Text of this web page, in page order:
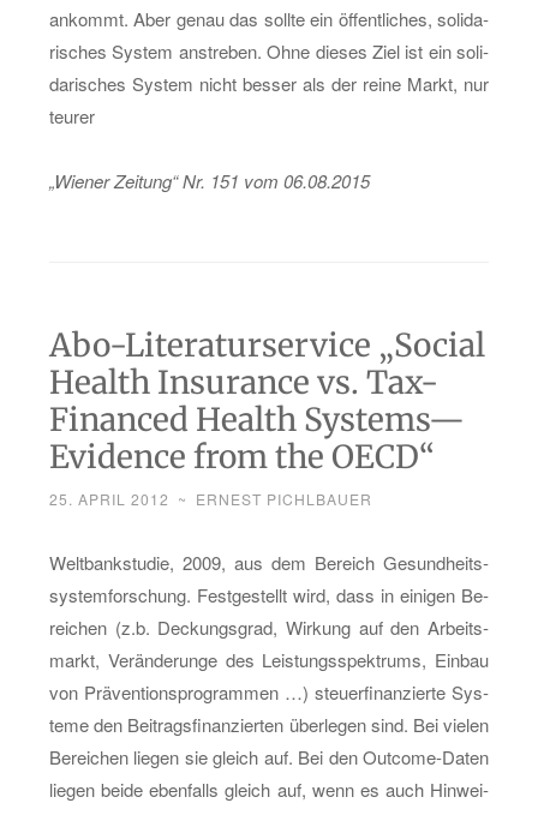
an­kommt. Aber genau das soll­te ein öf­fent­li­ches, so­li­da­
ri­sches Sys­tem an­stre­ben. Ohne die­ses Ziel ist ein so­li­
da­ri­sches Sys­tem nicht bes­ser als der reine Markt, nur
teu­rer
„Wie­ner Zei­tung“ Nr. 151 vom 06.08.2015
Abo-Literaturservice „Social
Health Insurance vs. Tax-
Financed Health Systems—
Evidence from the OECD“
25. APRIL 2012 ~ ERNEST PICHLBAUER
Welt­bank­stu­die, 2009, aus dem Be­reich Ge­sund­heits­
sys­tem­for­schung. Fest­ge­stellt wird, dass in ei­ni­gen Be­
rei­chen (z.b. De­ckungs­grad, Wir­kung auf den Ar­beits­
markt, Ver­än­de­run­ge des Leis­tungs­spek­trums, Ein­bau
von Prä­ven­ti­ons­pro­gram­men …) steu­er­fi­nan­zier­te Sys­
te­me den Bei­trags­fi­nan­zier­ten über­le­gen sind. Bei vie­len
Be­rei­chen lie­gen sie gleich auf. Bei den Out­co­me-Da­ten
lie­gen beide eben­falls gleich auf, wenn es auch Hin­wei­